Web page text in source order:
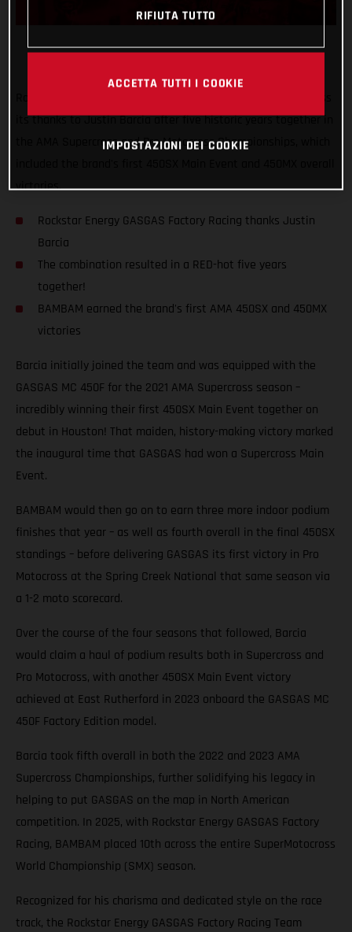
its thanks to Justin Barcia after five historic years together in
the AMA Supercross and Pro Motocross Championships, which
victories.
Rockstar Energy GASGAS Factory Racing thanks Justin
Barcia
The combination resulted in a RED-hot five years
together!
BAMBAM earned the brand's first AMA 450SX and 450MX
victories
Barcia initially joined the team and was equipped with the
GASGAS MC 450F for the 2021 AMA Supercross season –
incredibly winning their first 450SX Main Event together on
debut in Houston! That maiden, history-making victory marked
the inaugural time that GASGAS had won a Supercross Main
Event.
BAMBAM would then go on to earn three more indoor podium
finishes that year – as well as fourth overall in the final 450SX
standings – before delivering GASGAS its first victory in Pro
Motocross at the Spring Creek National that same season via
a 1-2 moto scorecard.
Over the course of the four seasons that followed, Barcia
would claim a haul of podium results both in Supercross and
Pro Motocross, with another 450SX Main Event victory
achieved at East Rutherford in 2023 onboard the GASGAS MC
450F Factory Edition model.
Barcia took fifth overall in both the 2022 and 2023 AMA
Supercross Championships, further solidifying his legacy in
helping to put GASGAS on the map in North American
competition. In 2025, with Rockstar Energy GASGAS Factory
Racing, BAMBAM placed 10th across the entire SuperMotocross
World Championship (SMX) season.
Recognized for his charisma and dedicated style on the race
track, the Rockstar Energy GASGAS Factory Racing Team
RIFIUTA TUTTO
ACCETTA TUTTI I COOKIE
IMPOSTAZIONI DEI COOKIE